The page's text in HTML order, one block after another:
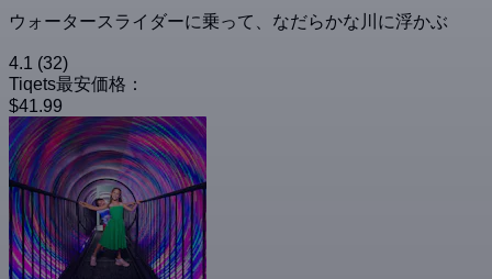
ウォータースライダーに乗って、なだらかな川に浮かぶ
4.1 (32)
Tiqets最安価格：
$41.99